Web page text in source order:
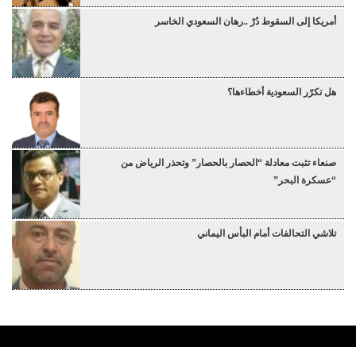
أمريكا إلى السقوط دُرْ ..رهان السعودي الخاسر
هل تكرّر السعودية أخطاءها؟
صنعاء تثبت معادلة “الحصار بالحصار” وتحذر الرياض من
“عسكرة البحر”
تلاشي التحالفات أمام البأس اليماني